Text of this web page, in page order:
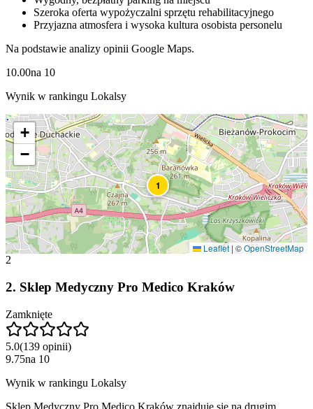
Szeroka oferta wypożyczalni sprzętu rehabilitacyjnego
Przyjazna atmosfera i wysoka kultura osobista personelu
Na podstawie analizy opinii Google Maps.
10.00na 10
Wynik w rankingu Lokalsy
1
+
−
Leaflet | ©OpenStreetMap
2
2. Sklep Medyczny Pro Medico Kraków
Zamknięte
5.0(139 opinii)
9.75na 10
Wynik w rankingu Lokalsy
Sklep Medyczny Pro Medico Kraków znajduje się na drugim